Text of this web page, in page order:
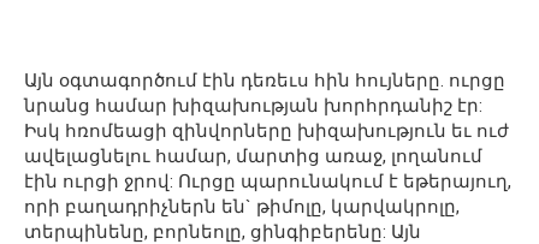
Այն օգտագործում էին դեռեւս հին հույները. ուրցը
նրանց համար խիզախության խորհրդանիշ էր:
Իսկ հռոմեացի զինվորները խիզախություն եւ ուժ
ավելացնելու համար, մարտից առաջ, լողանում
էին ուրցի ջրով: Ուրցը պարունակում է եթերայուղ,
որի բաղադրիչներն են` թիմոլը, կարվակրոլը,
տերպինենը, բորնեոլը, ցինգիբերենը: Այն